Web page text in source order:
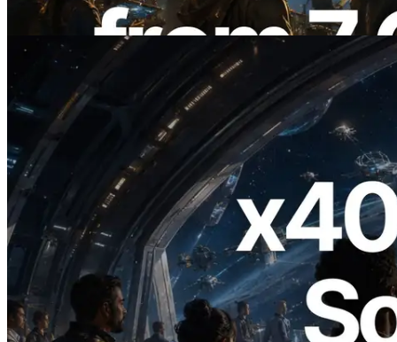
2026.07.04
ERPC lance un RPC Solana compatible
x402 — L'ère où les agents IA paient à la
demande les API dont ils ont besoin